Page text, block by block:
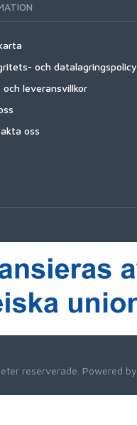
och datalagringspolicy
och leveransvillkor
oss
reserverade. Powered by